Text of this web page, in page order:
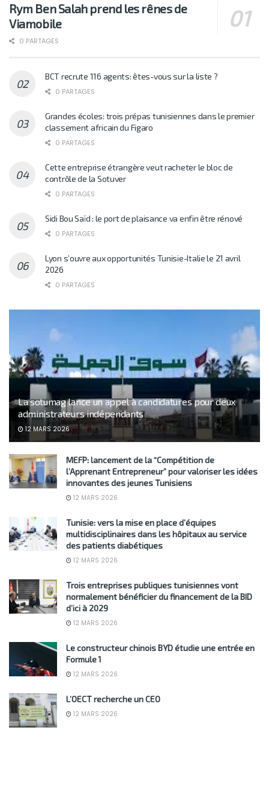
Rym Ben Salah prend les rênes de
Viamobile
0 PARTAGES
BCT recrute 116 agents: êtes-vous sur la liste ?
0 PARTAGES
Grandes écoles: trois prépas tunisiennes dans le premier
classement africain du Figaro
0 PARTAGES
Cette entreprise étrangère veut racheter le bloc de
contrôle de la Sotuver
0 PARTAGES
Sidi Bou Saïd : le port de plaisance va enfin être rénové
0 PARTAGES
Lyon s’ouvre aux opportunités Tunisie-Italie le 21 avril
2026
0 PARTAGES
La sotumag lance un appel à candidatures pour deux
administrateurs indépendants
12 MARS 2026
MEFP: lancement de la “Compétition de
l’Apprenant Entrepreneur” pour valoriser les idées
innovantes des jeunes Tunisiens
12 MARS 2026
Tunisie: vers la mise en place d’équipes
multidisciplinaires dans les hôpitaux au service
des patients diabétiques
12 MARS 2026
Trois entreprises publiques tunisiennes vont
normalement bénéficier du financement de la BID
d’ici à 2029
12 MARS 2026
Le constructeur chinois BYD étudie une entrée en
Formule 1
12 MARS 2026
L’OECT recherche un CEO
12 MARS 2026